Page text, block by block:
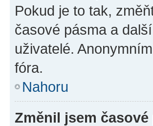
Pokud je to tak,
časové pásma a
uživatelé.
fóra.
Nahoru
Změnil jsem